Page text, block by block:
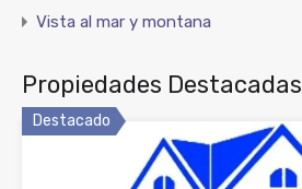
Vista al mar y montana
Propiedades Destacadas
Destacado